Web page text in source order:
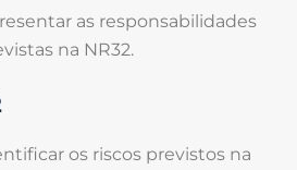
as responsabilidades
na NR32.
os riscos previstos na